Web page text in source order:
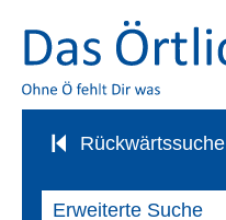
Rückwärtssuche